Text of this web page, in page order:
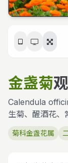
金盏菊
Calendula
生菊、醒酒花、
菊科金盏花属